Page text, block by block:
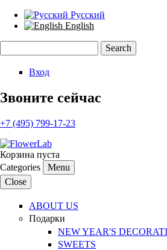
Русский
English
Search form
Вход
Звоните сейчас
+7 (495) 799-17-23
Корзина пуста
Categories
Menu
Close
ABOUT US
Подарки
NEW YEAR'S
SWEETS